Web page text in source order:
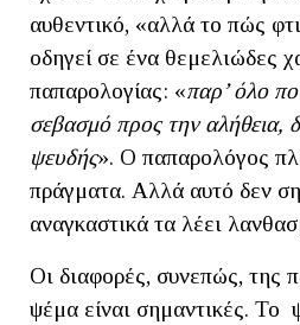
αυθεντικό, «αλλά το πώς
οδηγεί σε ένα θεμελιώδες
παπαρολογίας: «παρ’ όλο
σεβασμό προς την αλήθεια,
ψευδής». Ο παπαρολόγος
πράγματα. Αλλά αυτό δεν
αναγκαστικά τα λέει
Οι διαφορές, συνεπώς, της
ψέμα είναι σημαντικές. Το